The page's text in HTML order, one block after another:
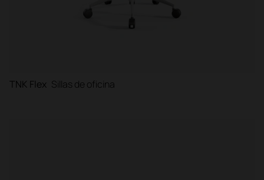
TNK Flex Sillas de oficina